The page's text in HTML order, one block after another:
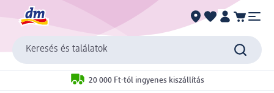
Keresés és találatok
20 000 Ft-tól ingyenes kiszállítás